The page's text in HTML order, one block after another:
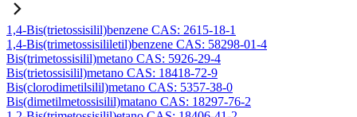
1,4-Bis(trietossisilil)benzene CAS: 2615-18-1
1,4-Bis(trimetossisililetil)benzene CAS: 58298-01-4
Bis(trimetossisilil)metano CAS: 5926-29-4
Bis(trietossisilil)metano CAS: 18418-72-9
Bis(clorodimetilsilil)metano CAS: 5357-38-0
Bis(dimetilmetossisilil)matano CAS: 18297-76-2